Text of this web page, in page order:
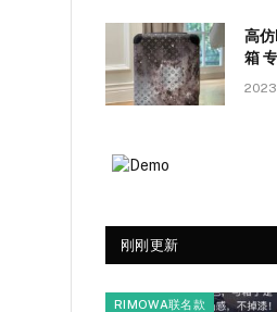
高
箱
2023
刚刚更新
RIMOWA联名款